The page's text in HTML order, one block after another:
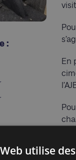
:
En
utilise